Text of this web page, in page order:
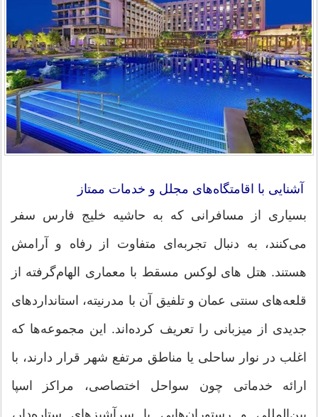
آشنایی با اقامتگاه‌های مجلل و خدمات ممتاز
بسیاری از مسافرانی که به حاشیه خلیج فارس سفر
می‌کنند، به دنبال تجربه‌ای متفاوت از رفاه و آرامش
هستند. هتل های لوکس مسقط با معماری الهام‌گرفته از
قلعه‌های سنتی عمان و تلفیق آن با مدرنیته، استانداردهای
جدیدی از میزبانی را تعریف کرده‌اند. این مجموعه‌ها که
اغلب در نوار ساحلی یا مناطق مرتفع شهر قرار دارند، با
ارائه خدماتی چون سواحل اختصاصی، مراکز اسپا